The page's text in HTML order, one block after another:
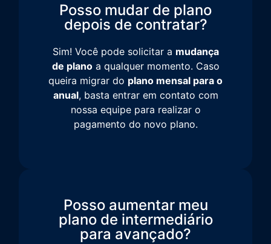
Posso mudar de plano
depois de contratar?
Sim! Você pode solicitar a mudança
de planoa qualquer momento. Caso
queira migrar do plano mensal para o
anual, basta entrar em contato com
nossa equipe para realizar o
pagamento do novo plano.
Posso aumentar meu
plano de intermediário
para avançado?